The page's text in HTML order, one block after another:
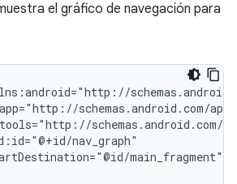
el gráfico de navegación para